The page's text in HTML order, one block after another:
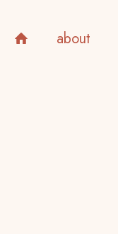
about